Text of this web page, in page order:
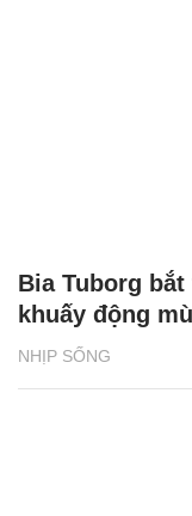
NHỊP SỐNG
Bia Tuborg
khuấy động